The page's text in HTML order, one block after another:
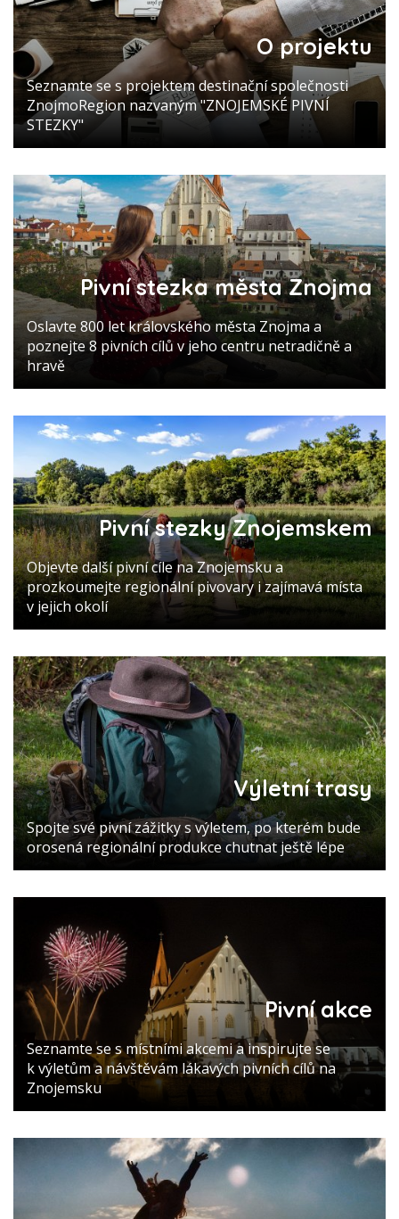
O projektu
Seznamte se s projektem destinační společnosti
ZnojmoRegion nazvaným "ZNOJEMSKÉ PIVNÍ
STEZKY"
Pivní stezka města Znojma
Oslavte 800 let královského města Znojma a
poznejte 8 pivních cílů v jeho centru netradičně a
hravě
Pivní stezky Znojemskem
Objevte další pivní cíle na Znojemsku a
prozkoumejte regionální pivovary i zajímavá místa
v jejich okolí
Výletní trasy
Spojte své pivní zážitky s výletem, po kterém bude
orosená regionální produkce chutnat ještě lépe
Pivní akce
Seznamte se s místními akcemi a inspirujte se
k výletům a návštěvám lákavých pivních cílů na
Znojemsku